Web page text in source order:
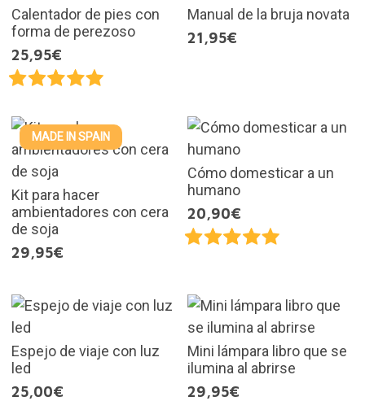
Calentador de pies con
forma de perezoso
25,95€
Manual de la bruja novata
21,95€
MADE IN SPAIN
Kit para hacer
ambientadores con cera
de soja
29,95€
Cómo domesticar a un
humano
20,90€
Espejo de viaje con luz
led
25,00€
Mini lámpara libro que se
ilumina al abrirse
29,95€